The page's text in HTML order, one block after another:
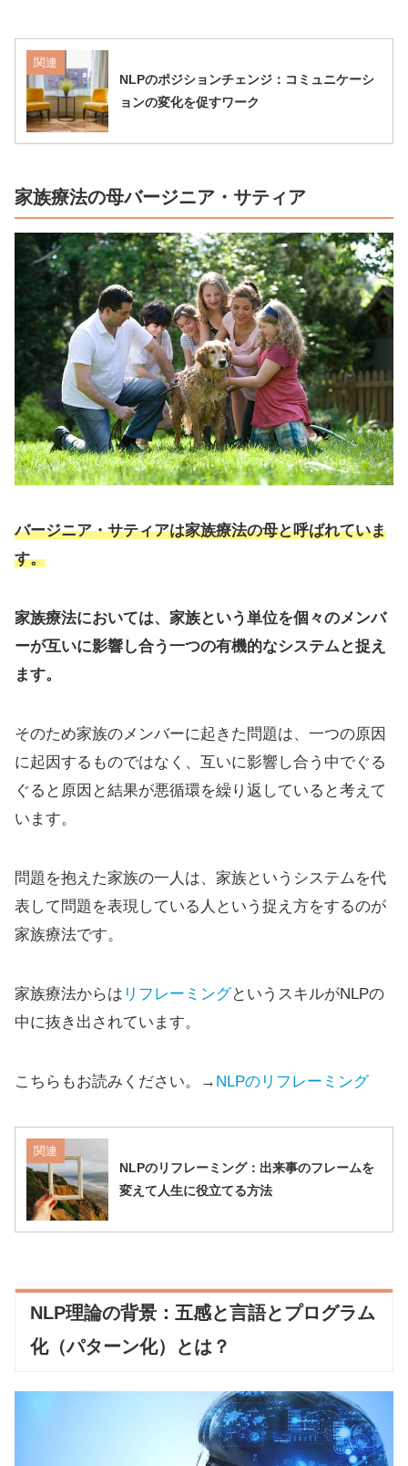
関連
NLPのポジションチェンジ：コミュニケーシ
ョンの変化を促すワーク
家族療法の母バージニア・サティア
バージニア・サティアは家族療法の母と呼ばれていま
す。
家族療法においては、家族という単位を個々のメンバ
ーが互いに影響し合う一つの有機的なシステムと捉え
ます。
そのため家族のメンバーに起きた問題は、一つの原因
に起因するものではなく、互いに影響し合う中でぐる
ぐると原因と結果が悪循環を繰り返していると考えて
います。
問題を抱えた家族の一人は、家族というシステムを代
表して問題を表現している人という捉え方をするのが
家族療法です。
家族療法からは リフレーミングというスキルがNLPの
中に抜き出されています。
こちらもお読みください。→ NLPのリフレーミング
関連
NLPのリフレーミング：出来事のフレームを
変えて人生に役立てる方法
NLP理論の背景：五感と言語とプログラム
化（パターン化）とは？